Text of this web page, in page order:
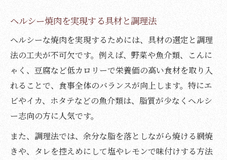
ヘルシー焼肉を実現する具材と調理法
ヘルシーな焼肉を実現するためには、具材の選定と調理
法の工夫が不可欠です。例えば、野菜や魚介類、こんに
ゃく、豆腐など低カロリーで栄養価の高い食材を取り入
れることで、食事全体のバランスが向上します。特にエ
ビやイカ、ホタテなどの魚介類は、脂質が少なくヘルシ
ー志向の方に人気です。
また、調理法では、余分な脂を落としながら焼ける網焼
きや、タレを控えめにして塩やレモンで味付けする方法